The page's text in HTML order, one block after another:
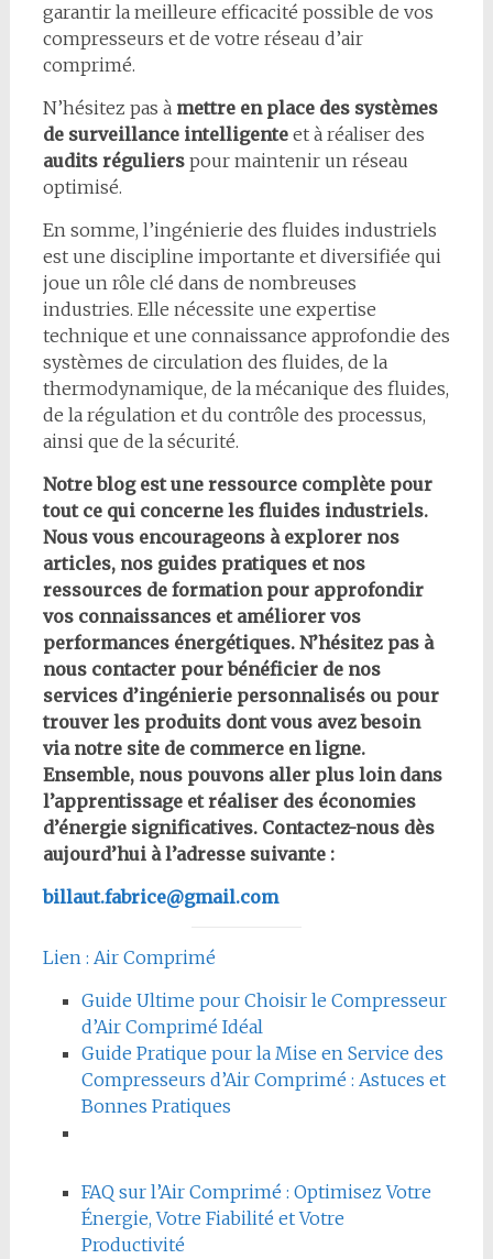
garantir la meilleure efficacité possible de vos
compresseurs et de votre réseau d’air
comprimé.
N’hésitez pas à mettre en place des systèmes
de surveillance intelligenteet à réaliser des
audits régulierspour maintenir un réseau
optimisé.
En somme, l’ingénierie des fluides industriels
est une discipline importante et diversifiée qui
joue un rôle clé dans de nombreuses
industries. Elle nécessite une expertise
technique et une connaissance approfondie des
systèmes de circulation des fluides, de la
thermodynamique, de la mécanique des fluides,
de la régulation et du contrôle des processus,
ainsi que de la sécurité.
Notre blog est une ressource complète pour
tout ce qui concerne les fluides industriels.
Nous vous encourageons à explorer nos
articles, nos guides pratiques et nos
ressources de formation pour approfondir
vos connaissances et améliorer vos
performances énergétiques. N’hésitez pas à
nous contacter pour bénéficier de nos
services d’ingénierie personnalisés ou pour
trouver les produits dont vous avez besoin
via notre site de commerce en ligne.
Ensemble, nous pouvons aller plus loin dans
l’apprentissage et réaliser des économies
d’énergie significatives. Contactez-nous dès
aujourd’hui à l’adresse suivante :
billaut.fabrice@gmail.com
Lien : Air Comprimé
Guide Ultime pour Choisir le Compresseur
d’Air Comprimé Idéal
Guide Pratique pour la Mise en Service des
Compresseurs d’Air Comprimé : Astuces et
Bonnes Pratiques
FAQ sur l’Air Comprimé : Optimisez Votre
Énergie, Votre Fiabilité et Votre
Productivité